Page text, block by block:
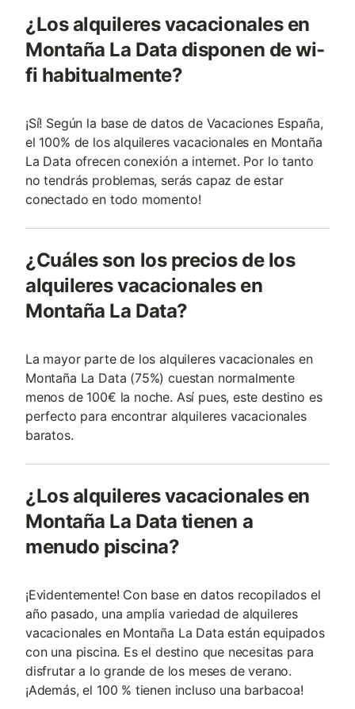
¿Los alquileres vacacionales en
Montaña La Data disponen de wi-
fi habitualmente?
¡Sí! Según la base de datos de Vacaciones España,
el 100% de los alquileres vacacionales en Montaña
La Data ofrecen conexión a internet. Por lo tanto
no tendrás problemas, serás capaz de estar
conectado en todo momento!
¿Cuáles son los precios de los
alquileres vacacionales en
Montaña La Data?
La mayor parte de los alquileres vacacionales en
Montaña La Data (75%) cuestan normalmente
menos de 100€ la noche. Así pues, este destino es
perfecto para encontrar alquileres vacacionales
baratos.
¿Los alquileres vacacionales en
Montaña La Data tienen a
menudo piscina?
¡Evidentemente! Con base en datos recopilados el
año pasado, una amplia variedad de alquileres
vacacionales en Montaña La Data están equipados
con una piscina. Es el destino que necesitas para
disfrutar a lo grande de los meses de verano.
¡Además, el 100 % tienen incluso una barbacoa!